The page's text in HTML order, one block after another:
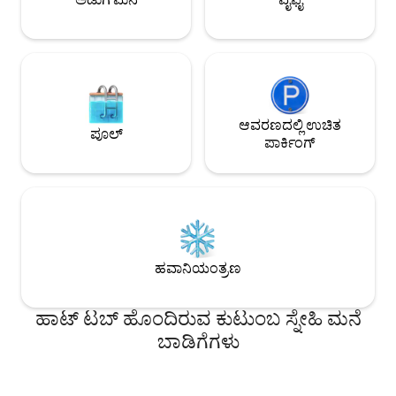
ಪೂಲ್
ಆವರಣದಲ್ಲಿ ಉಚಿತ
ಪಾರ್ಕಿಂಗ್
ಹವಾನಿಯಂತ್ರಣ
ಹಾಟ್ ಟಬ್ ಹೊಂದಿರುವ ಕುಟುಂಬ ಸ್ನೇಹಿ ಮನೆ
ಬಾಡಿಗೆಗಳು